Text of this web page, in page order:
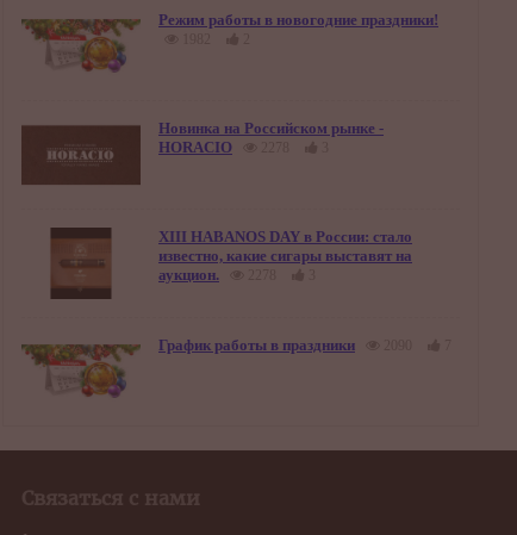
Режим работы в новогодние праздники!
Новинка на Российском рынке -
HORACIO
XIII HABANOS DAY в России: стало
известно, какие сигары выставят на
аукцион.
График работы в праздники
Связаться с нами